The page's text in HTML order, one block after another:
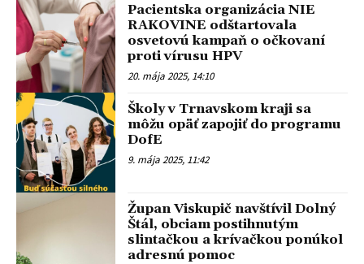
Pacientska organizácia NIE
RAKOVINE odštartovala
osvetovú kampaň o očkovaní
proti vírusu HPV
20. mája 2025, 14:10
Školy v Trnavskom kraji sa
môžu opäť zapojiť do programu
DofE
9. mája 2025, 11:42
Župan Viskupič navštívil Dolný
Štál, obciam postihnutým
slintačkou a krívačkou ponúkol
adresnú pomoc